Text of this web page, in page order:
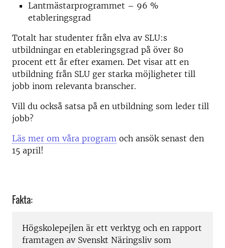
Lantmästarprogrammet – 96 %
etableringsgrad
Totalt har studenter från elva av SLU:s
utbildningar en etableringsgrad på över 80
procent ett år efter examen. Det visar att en
utbildning från SLU ger starka möjligheter till
jobb inom relevanta branscher.
Vill du också satsa på en utbildning som leder till
jobb?
Läs mer om våra program och ansök senast den
15 april!
Fakta:
Högskolepejlen är ett verktyg och en rapport
framtagen av Svenskt Näringsliv som